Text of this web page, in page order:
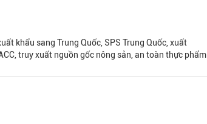
khẩu sang Trung Quốc, SPS Trung Quốc, xuất
truy xuất nguồn gốc nông sản, an toàn thực phẩm